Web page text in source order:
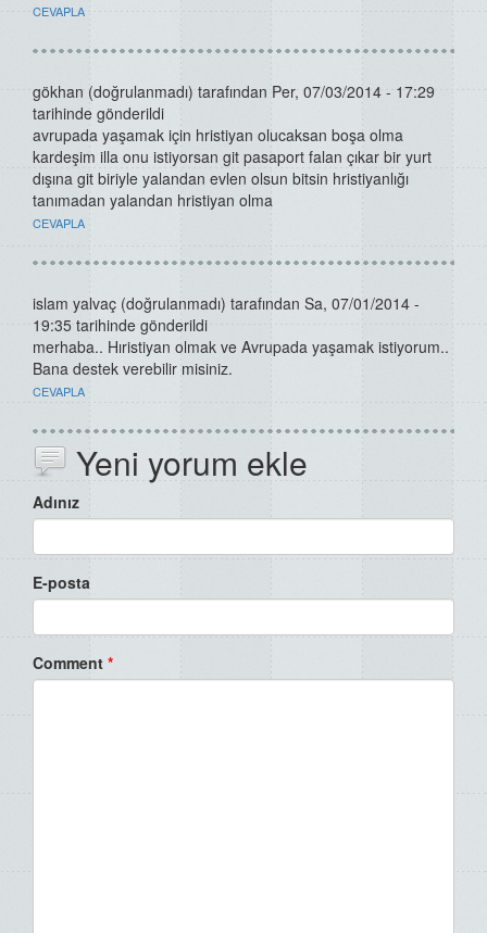
CEVAPLA
gökhan (doğrulanmadı) tarafından Per, 07/03/2014 - 17:29
tarihinde gönderildi
avrupada yaşamak için hristiyan olucaksan boşa olma
kardeşim illa onu istiyorsan git pasaport falan çıkar bir yurt
dışına git biriyle yalandan evlen olsun bitsin hristiyanlığı
tanımadan yalandan hristiyan olma
CEVAPLA
islam yalvaç (doğrulanmadı) tarafından Sa, 07/01/2014 -
19:35 tarihinde gönderildi
merhaba.. Hıristiyan olmak ve Avrupada yaşamak istiyorum..
Bana destek verebilir misiniz.
CEVAPLA
Yeni yorum ekle
Adınız
E-posta
Comment *